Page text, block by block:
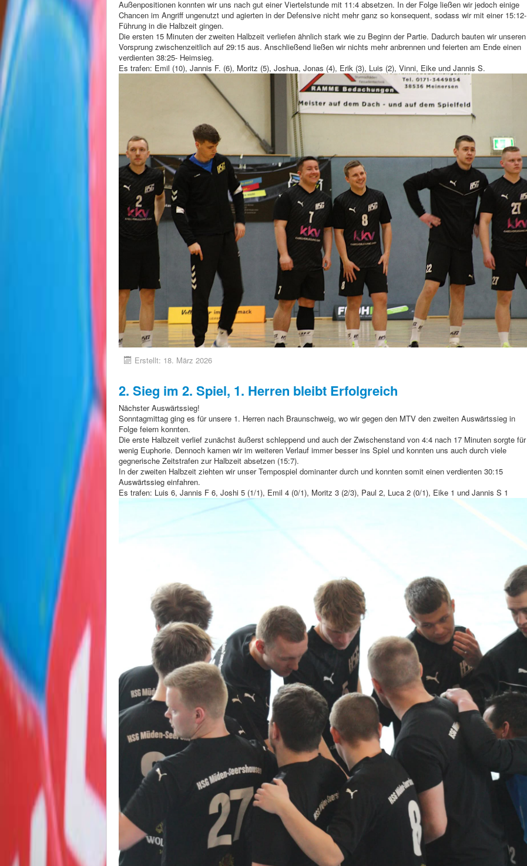
Außenpositionen konnten wir uns nach gut einer Viertelstunde mit 11:4 absetzen. In der Folge ließen wir jedoch einige
Chancen im Angriff ungenutzt und agierten in der Defensive nicht mehr ganz so konsequent, sodass wir mit einer 15:12-
Führung in die Halbzeit gingen.
Die ersten 15 Minuten der zweiten Halbzeit verliefen ähnlich stark wie zu Beginn der Partie. Dadurch bauten wir unseren
Vorsprung zwischenzeitlich auf 29:15 aus. Anschließend ließen wir nichts mehr anbrennen und feierten am Ende einen
verdienten 38:25- Heimsieg.
Es trafen: Emil (10), Jannis F. (6), Moritz (5), Joshua, Jonas (4), Erik (3), Luis (2), Vinni, Eike und Jannis S.
Erstellt: 18. März 2026
2. Sieg im 2. Spiel, 1. Herren bleibt Erfolgreich
Nächster Auswärtssieg!
Sonntagmittag ging es für unsere 1. Herren nach Braunschweig, wo wir gegen den MTV den zweiten Auswärtssieg in
Folge feiern konnten.
Die erste Halbzeit verlief zunächst äußerst schleppend und auch der Zwischenstand von 4:4 nach 17 Minuten sorgte für
wenig Euphorie. Dennoch kamen wir im weiteren Verlauf immer besser ins Spiel und konnten uns auch durch viele
gegnerische Zeitstrafen zur Halbzeit absetzen (15:7).
In der zweiten Halbzeit ziehten wir unser Tempospiel dominanter durch und konnten somit einen verdienten 30:15
Auswärtssieg einfahren.
Es trafen: Luis 6, Jannis F 6, Joshi 5 (1/1), Emil 4 (0/1), Moritz 3 (2/3), Paul 2, Luca 2 (0/1), Eike 1 und Jannis S 1